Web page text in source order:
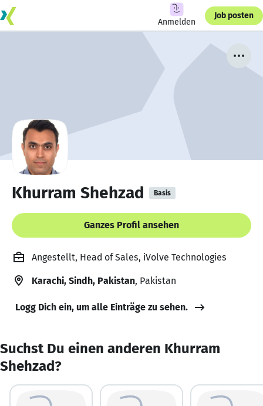
Anmelden
Job posten
Khurram Shehzad Basis
Ganzes Profil ansehen
Angestellt, Head of Sales, iVolve Technologies
Karachi, Sindh, Pakistan, Pakistan
Logg Dich ein, um alle Einträge zu sehen.
Suchst Du einen anderen Khurram
Shehzad?